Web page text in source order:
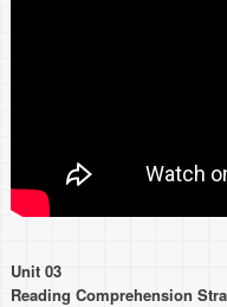
Unit 03
Reading Comprehension